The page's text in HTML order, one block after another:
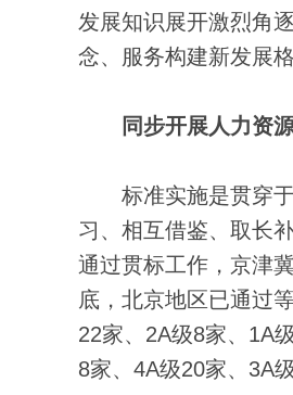
发展知识展开激烈角
念、服务构建新发展
同步开展人力资
标准实施是贯穿于
习、相互借鉴、取长
通过贯标工作，京津
底，北京地区已通过
22家、2A级8家、1A
8家、4A级20家、3A